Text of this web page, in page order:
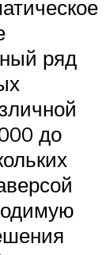
ряд
до